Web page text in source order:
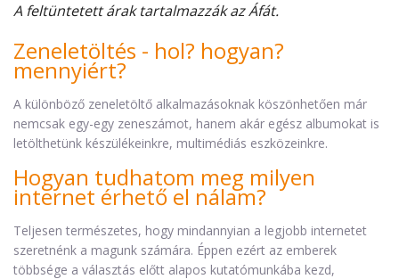
A feltüntetett árak tartalmazzák az Áfát.
Zeneletöltés - hol? hogyan?
mennyiért?
A különböző zeneletöltő alkalmazásoknak köszönhetően már
nemcsak egy-egy zeneszámot, hanem akár egész albumokat is
letölthetünk készülékeinkre, multimédiás eszközeinkre.
Hogyan tudhatom meg milyen
internet érhető el nálam?
Teljesen természetes, hogy mindannyian a legjobb internetet
szeretnénk a magunk számára. Éppen ezért az emberek
többsége a választás előtt alapos kutatómunkába kezd,